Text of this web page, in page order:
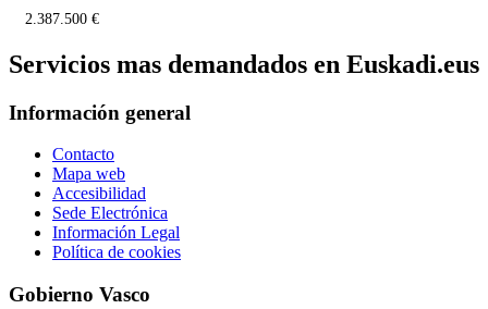
2.387.500 €
Servicios mas demandados en Euskadi.eus
Información general
Contacto
Mapa web
Accesibilidad
Sede Electrónica
Información Legal
Política de cookies
Gobierno Vasco